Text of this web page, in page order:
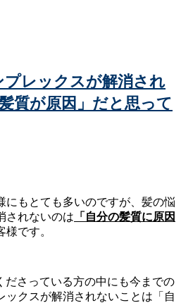
レックスが解消され
質が原因」だと思って
にもとても多いのですが、髪の悩
されないのは 「自分の髪質に原因
様です。
ださっている方の中にも今までの
ックスが解消されないことは「自